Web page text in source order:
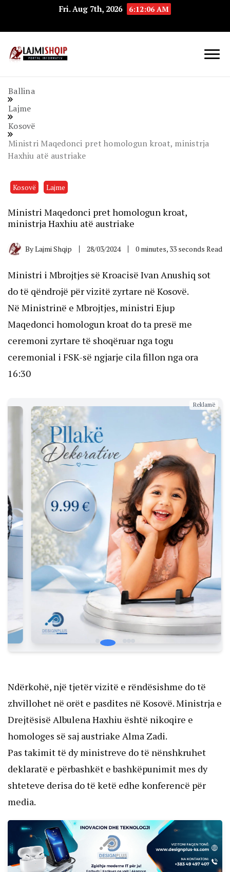
Fri. Aug 7th, 2026 6:12:07 AM
Ballina
Lajme
Kosovë
Ministri Maqedonci pret homologun kroat, ministrja
Haxhiu atë austriake
Kosovë Lajme
Ministri Maqedonci pret homologun kroat,
ministrja Haxhiu atë austriake
ByLajmi Shqip 28/03/2024 0 minutes, 33 seconds Read
Ministri i Mbrojtjes së Kroacisë Ivan Anushiq sot
do të qëndrojë për vizitë zyrtare në Kosovë.
Në Ministrinë e Mbrojtjes, ministri Ejup
Maqedonci homologun kroat do ta presë me
ceremoni zyrtare të shoqëruar nga togu
ceremonial i FSK-së ngjarje cila fillon nga ora
16:30
Reklamë
Ndërkohë, një tjetër vizitë e rëndësishme do të
zhvillohet në orët e pasdites në Kosovë. Ministrja e
Drejtësisë Albulena Haxhiu është nikoqire e
homologes së saj austriake Alma Zadi.
Pas takimit të dy ministreve do të nënshkruhet
deklaratë e përbashkët e bashkëpunimit mes dy
shteteve derisa do të ketë edhe konferencë për
media.